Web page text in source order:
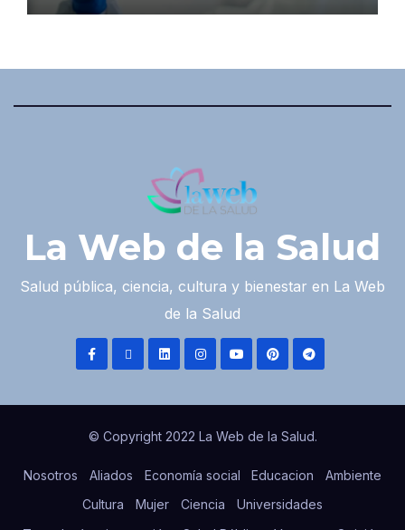
La Web de la Salud
Salud pública, ciencia, cultura y bienestar en La Web
de la Salud
© Copyright 2022 La Web de la Salud.
Nosotros Aliados Economía social Educacion
Ambiente
Cultura
Mujer Ciencia
Universidades